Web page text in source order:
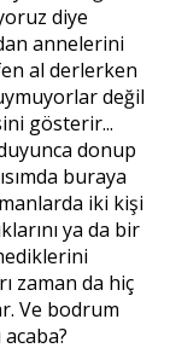
diye
annelerini
al derlerken
değil
gösterir...
donup
buraya
iki kişi
ya da bir
zaman da hiç
Ve bodrum